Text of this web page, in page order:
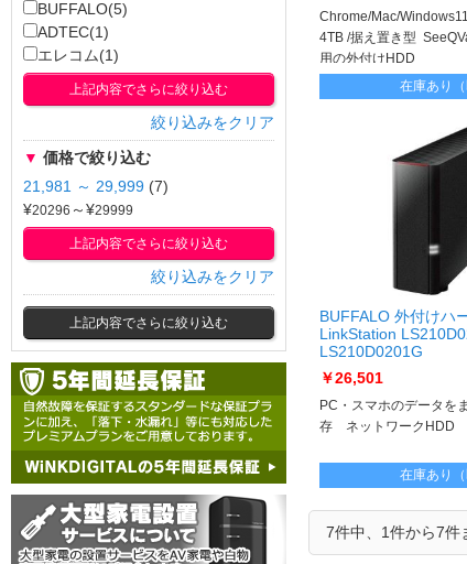
Chrome/Mac/
4TB /据え置き型
用の外付けHDD
在庫あり（
BUFFALO 外付けハ
LinkStation
LS210D0201G
￥26,501
PC・スマホのデータを
存 ネットワークHDD
在庫あり（
7件中、1件から7件
BUFFALO(5)
ADTEC(1)
エレコム(1)
上記内容でさらに絞り込む
絞り込みをクリア
▼ 価格で絞り込む
21,981 ～ 29,999 (7)
¥
～¥
上記内容でさらに絞り込む
絞り込みをクリア
上記内容でさらに絞り込む